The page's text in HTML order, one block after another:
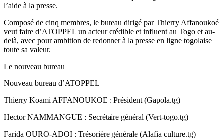
l’aide à la presse.
Composé de cinq membres, le bureau dirigé par Thierry Affanoukoé
veut faire d’ATOPPEL un acteur crédible et influent au Togo et au-
delà, avec pour ambition de redonner à la presse en ligne togolaise
toute sa valeur.
Le nouveau bureau
Nouveau bureau d’ATOPPEL
Thierry Koami AFFANOUKOE : Président (Gapola.tg)
Hector NAMMANGUE : Secrétaire général (Vert-togo.tg)
Farida OURO-ADOI : Trésorière générale (Alafia culture.tg)